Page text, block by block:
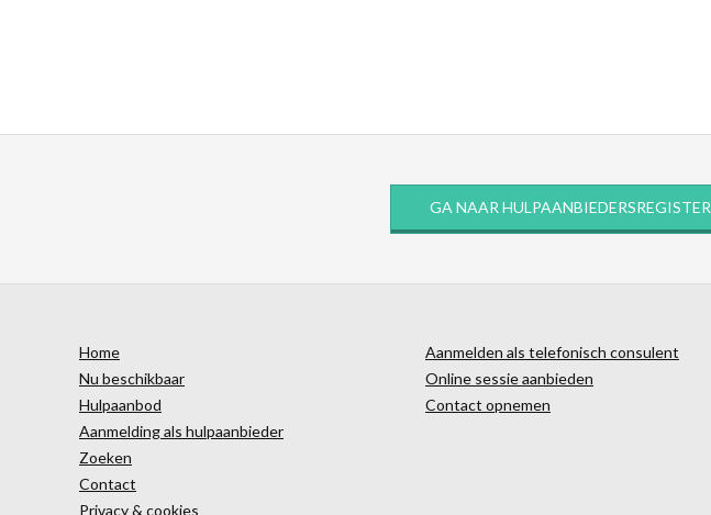
GA NAAR HULPAANBIEDERSREGISTER
Home
Nu beschikbaar
Hulpaanbod
Aanmelding als hulpaanbieder
Zoeken
Contact
Privacy & cookies
Aanmelden als telefonisch consulent
Online sessie aanbieden
Contact opnemen